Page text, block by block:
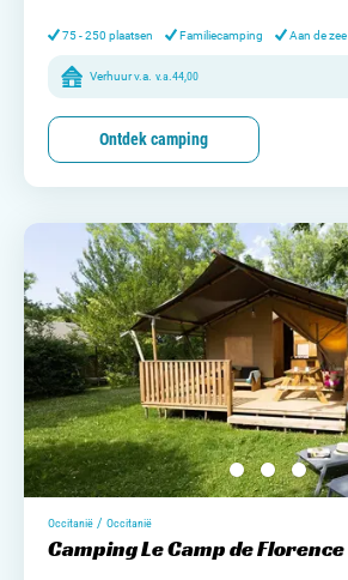
75 - 250 plaatsen Familiecamping Aan de zee
Verhuur v.a. v.a.44,00
Ontdek camping
Occitanië / Occitanië
Camping Le Camp de Florence